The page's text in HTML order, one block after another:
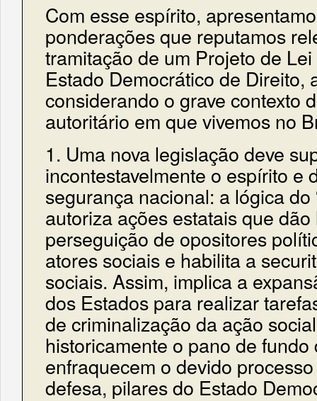
Com esse espírito,
ponderações que reputamos
tramitação de um Projeto de
Estado Democrático de Direito,
considerando o grave contexto
autoritário em que vivemos no
1. Uma nova legislação deve
incontestavelmente o espírito e
segurança nacional: a lógica do
autoriza ações estatais que
perseguição de opositores
atores sociais e habilita a
sociais. Assim, implica a
dos Estados para realizar
de criminalização da ação
historicamente o pano de
enfraquecem o devido
defesa, pilares do Estado